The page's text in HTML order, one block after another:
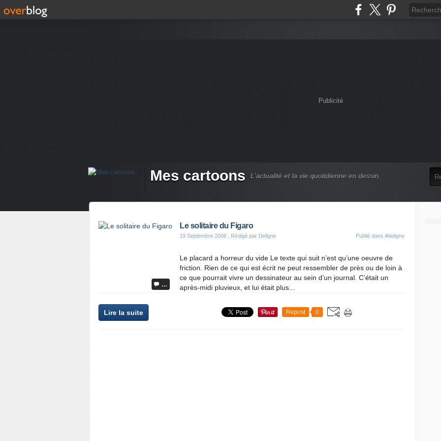
Publicité
Mes cartoons L'actualité et la vie quotidienne en dessin.
…
Le solitaire du Figaro
19 Septembre 2008 , Rédigé par Deligne Publié dans #deligne
Le placard a horreur du vide Le texte qui suit n’est qu’une oeuvre de
friction. Rien de ce qui est écrit ne peut ressembler de près ou de loin à
ce que pourrait vivre un dessinateur au sein d’un journal. C’était un
après-midi pluvieux, et lui était plus...
Lire la suite Repost 0